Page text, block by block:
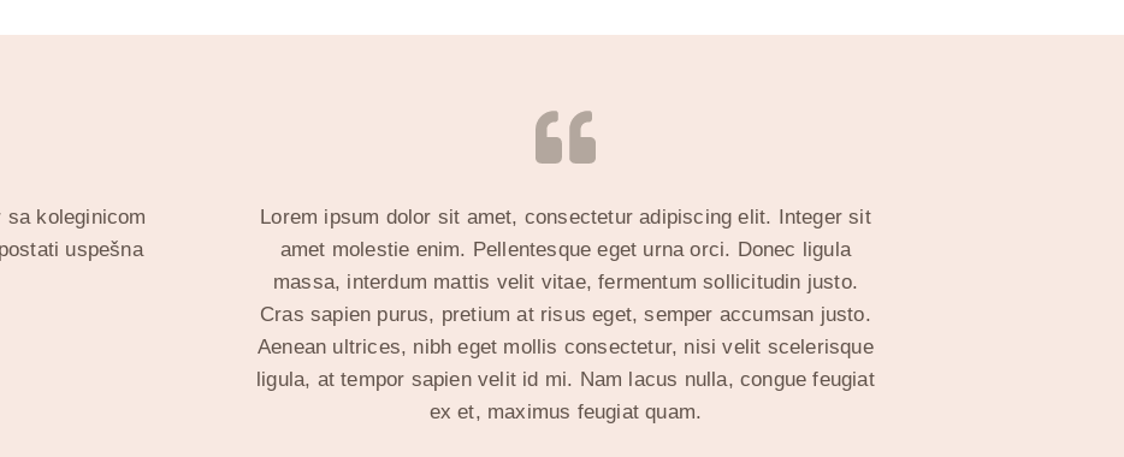
koleginicom
uspešna
Lorem ipsum dolor sit amet, consectetur adipiscing elit. Integer sit
amet molestie enim. Pellentesque eget urna orci. Donec ligula
massa, interdum mattis velit vitae, fermentum sollicitudin justo.
Cras sapien purus, pretium at risus eget, semper accumsan justo.
Aenean ultrices, nibh eget mollis consectetur, nisi velit scelerisque
ligula, at tempor sapien velit id mi. Nam lacus nulla, congue feugiat
ex et, maximus feugiat quam.